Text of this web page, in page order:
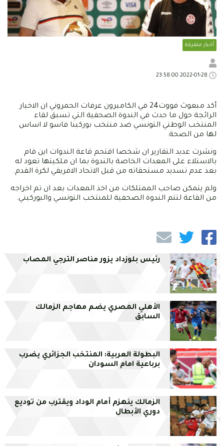
أخبار متفرقة
أكد مبعوث فووت24 في الكاميرون عرفات الحمروني ان الاخبار
الرائجة حول ما حدث في الندوة الصحفية التي تسبق لقاء
المنتخب الوطني التونسي ضد منتخب بوركينا فاسو لا اساس
لها من الصحة.
ونشرت عديد التقارير ان شخصا اقتحم قاعة الندوات اين قام
بالاستلاء على المعدات الخاصة بالندوة بما ان ملكيتها تعود له
بعد عدم تسديد مستحقاته من قبل الاتحاد الافريقي لكرة القدم.
ولم يتمكن صاحب الممتلكات من اخذ المعدات بعد ان تم اخراجه
من القاعة لتتم الندوة الصحفية للمنتخب التونسي والبوركيني.
رئيس بلوزداد يزور مناصر الترجي المصاب
الأهلي المصري يضم مهاجم الزمالك
السابق
البطولة العربية: المنتخب الجزائري يضرب
برباعية امام السودان
الزمالك ينهزم أمام الوداد ويقترب من توديع
دوري الأبطال